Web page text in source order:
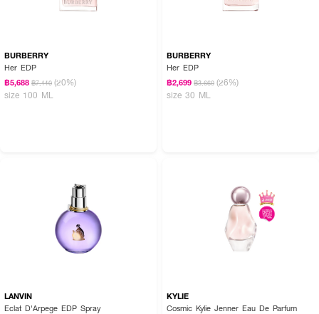
BURBERRY
Her EDP
฿5,688 ฿7,110 (20%)
size 100 ML
BURBERRY
Her EDP
฿2,699 ฿3,660 (26%)
size 30 ML
LANVIN
Eclat D'Arpege EDP Spray
KYLIE
Cosmic Kylie Jenner Eau De Parfum